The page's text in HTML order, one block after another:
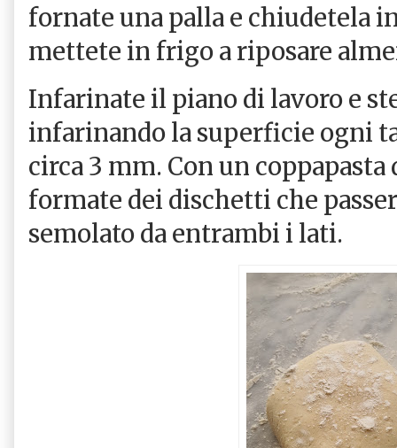
fornate una palla e chiudetela
mettete in frigo a riposare
Infarinate il piano di lavoro e
infarinando la superficie ogni
circa 3 mm. Con un
formate dei dischetti che
semolato da entrambi i lati.